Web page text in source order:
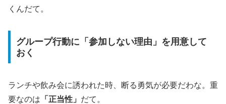
くんだて。
グループ行動に「参加しない理由」を用意して
おく
ランチや飲み会に誘われた時、断る勇気が必要だわな。重
要なのは 「正当性」 だて。